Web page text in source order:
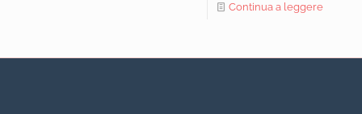
Continua a leggere